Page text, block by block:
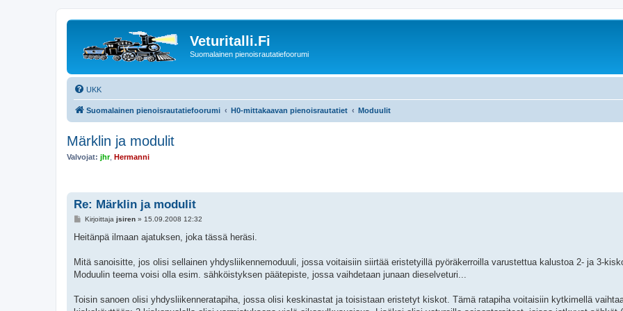
Veturitalli.Fi
Suomalainen pienoisrautatiefoorumi
UKK
Suomalainen pienoisrautatiefoorumi H0-mittakaavan pienoisrautatiet Moduulit
Märklin ja modulit
Valvojat: jhr, Hermanni
Re: Märklin ja modulit
V
e
i
Kirjoittaja jsiren» 15.09.2008 12:32
Heitänpä ilmaan ajatuksen, joka tässä heräsi.
Mitä sanoisitte, jos olisi sellainen yhdysliikennemoduuli, jossa voitaisiin siirtää eristetyillä pyöräkerroilla varustettua kalustoa 2- ja 3-
Moduulin teema voisi olla esim. sähköistyksen päätepiste, jossa vaihdetaan junaan dieselveturi...
Toisin sanoen olisi yhdysliikenneratapiha, jossa olisi keskinastat ja toisistaan eristetyt kiskot. Tämä ratapiha voitaisiin kytkimellä